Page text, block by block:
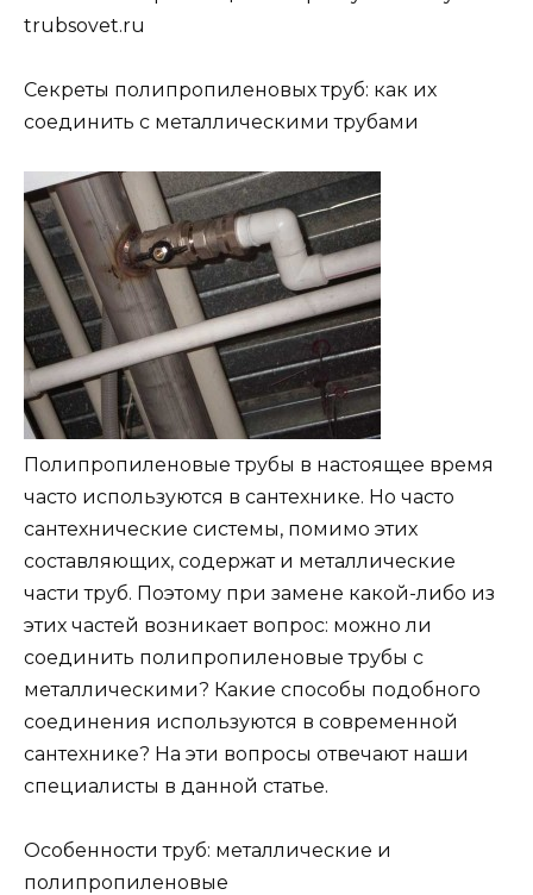
trubsovet.ru
Секреты полипропиленовых труб: как их
соединить с металлическими трубами
Полипропиленовые трубы в настоящее время
часто используются в сантехнике. Но часто
сантехнические системы, помимо этих
составляющих, содержат и металлические
части труб. Поэтому при замене какой-либо из
этих частей возникает вопрос: можно ли
соединить полипропиленовые трубы с
металлическими? Какие способы подобного
соединения используются в современной
сантехнике? На эти вопросы отвечают наши
специалисты в данной статье.
Особенности труб: металлические и
полипропиленовые